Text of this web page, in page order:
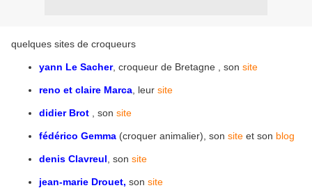
quelques sites de croqueurs
yann Le Sacher, croqueur de Bretagne , son site
reno et claire Marca , leur site
didier Brot , son site
fédérico Gemma (croquer animalier), son site et son blog
denis Clavreul , son site
jean-marie Drouet, son site